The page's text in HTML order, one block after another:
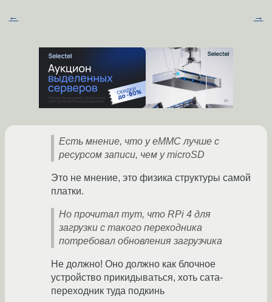
← →
Есть мнение, что у eMMC лучше с
ресурсом записи, чем у microSD
Это не мнение, это физика структуры самой
платки.
Но прочитал тут, что RPi 4 для
загрузки с такого переходника
потребовал обновления загрузчика
Не должно! Оно должно как блочное
устройство прикидываться, хоть сата-
переходник туда подкинь